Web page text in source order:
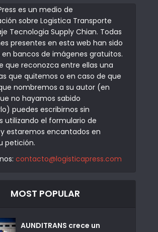
es un medio de
sobre Logistica Transporte
Tecnologia Supply Chian. Todas
presentes en esta web han sido
bancos de imágenes gratuitos.
que reconozca entre ellas una
que quitemos o en caso de que
nombremos a su autor (en
no hayamos sabido
puedes escribirnos sin
utilizando el formulario de
estaremos encantados en
petición.
contacto@logisticapress.com
MOST POPULAR
AUNDITRANS crece un